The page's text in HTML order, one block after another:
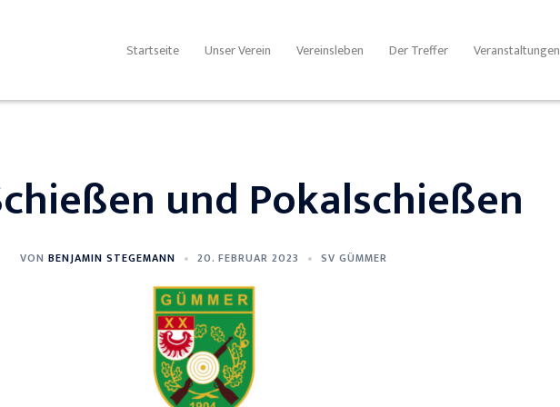
Startseite Unser Verein Vereinsleben Der Treffer Veranstaltungen
und Pokalschießen
VON BENJAMIN STEGEMANN 20. FEBRUAR 2023 SV GÜMMER